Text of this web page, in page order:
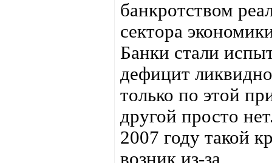
банкротством
сектора
Банки стали
дефицит
только по этой
другой просто
2007 году такой
возник из-за